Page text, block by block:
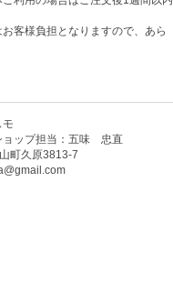
客様負担となりますので、あら
モ
ップ担当：五味 忠直
町久原3813-7